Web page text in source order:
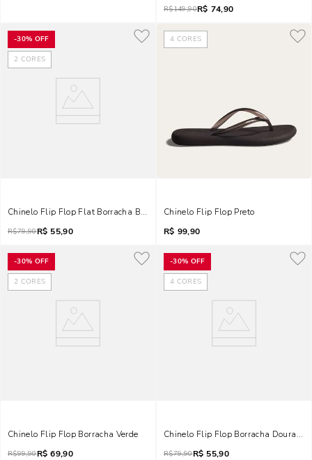
R$149,90R$ 74,90
-30% OFF
2 CORES
Chinelo Flip Flop Flat Borracha Bico Quadrado Bege
R$79,90R$ 55,90
4 CORES
Chinelo Flip Flop Preto
R$ 99,90
-30% OFF
2 CORES
Chinelo Flip Flop Borracha Verde
R$99,90R$ 69,90
-30% OFF
4 CORES
Chinelo Flip Flop Borracha Dourado
R$79,90R$ 55,90